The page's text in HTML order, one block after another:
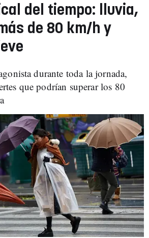
del tiempo: lluvia,
de 80 km/h y
durante toda la jornada,
que podrían superar los 80